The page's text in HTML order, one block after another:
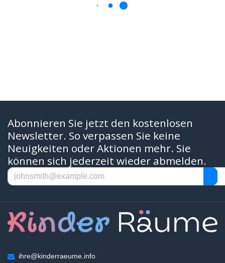
Abonnieren Sie jetzt den kostenlosen
Newsletter. So verpassen Sie keine
Neuigkeiten oder Aktionen mehr. Sie
können sich jederzeit wieder abmelden.
ihre@kinderraeume.info